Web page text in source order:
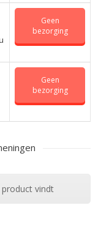
Geen
bezorging
Geen
bezorging
vindt